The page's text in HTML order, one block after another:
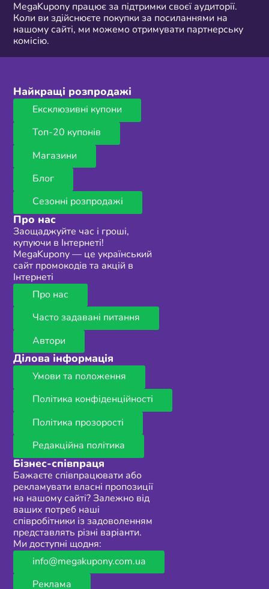
MegaKupony працює за підтримки своєї аудиторії.
Коли ви здійснюєте покупки за посиланнями на
нашому сайті, ми можемо отримувати партнерську
комісію.
Найкращі розпродажі
Ексклюзивні купони
Топ-20 купонів
Магазини
Блог
Сезонні розпродажі
Про нас
Заощаджуйте час і гроші,
купуючи в Інтернеті!
MegaKupony — це український
сайт промокодів та акцій в
Інтернеті
Про нас
Часто задавані питання
Автори
Ділова інформація
Умови та положення
Політика конфіденційності
Політика прозорості
Редакційна політика
Бізнес-співпраця
Бажаєте співпрацювати або
рекламувати власні пропозиції
на нашому сайті? Залежно від
ваших потреб наші
співробітники із задоволенням
представлять різні варіанти.
Ми доступні щодня:
info@megakupony.com.ua
Реклама